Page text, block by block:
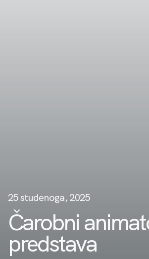
25 studenoga, 2025
Čarobni
predstava